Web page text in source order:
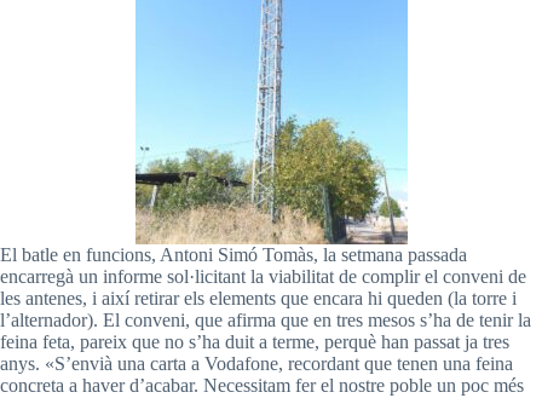
El batle en funcions, Antoni Simó Tomàs, la setmana passada
encarregà un informe sol·licitant la viabilitat de complir el conveni de
les antenes, i així retirar els elements que encara hi queden (la torre i
l’alternador). El conveni, que afirma que en tres mesos s’ha de tenir la
feina feta, pareix que no s’ha duit a terme, perquè han passat ja tres
anys. «S’envià una carta a Vodafone, recordant que tenen una feina
concreta a haver d’acabar. Necessitam fer el nostre poble un poc més